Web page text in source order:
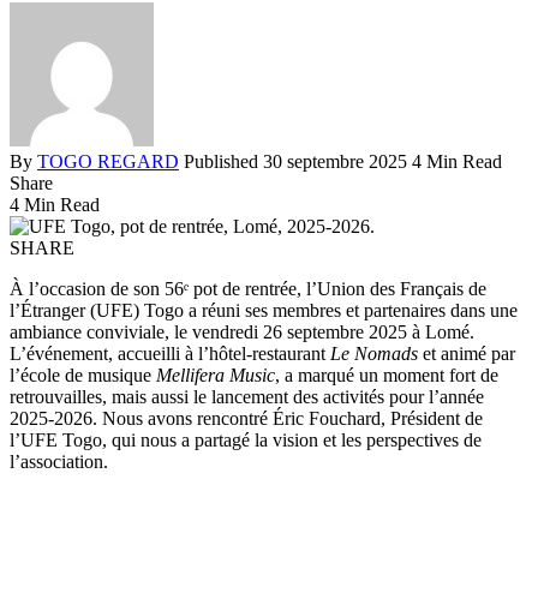
By TOGO REGARD Published 30 septembre 2025 4 Min Read
Share
4 Min Read
SHARE
À l’occasion de son 56ᵉ pot de rentrée, l’Union des Français de
l’Étranger (UFE) Togo a réuni ses membres et partenaires dans une
ambiance conviviale, le vendredi 26 septembre 2025 à Lomé.
L’événement, accueilli à l’hôtel-restaurant Le Nomads et animé par
l’école de musique Mellifera Music, a marqué un moment fort de
retrouvailles, mais aussi le lancement des activités pour l’année
2025-2026. Nous avons rencontré Éric Fouchard, Président de
l’UFE Togo, qui nous a partagé la vision et les perspectives de
l’association.